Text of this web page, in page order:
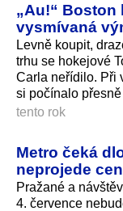
„Au!“ Boston
vysmívaná
Levně koupit,
trhu se hokejové
Carla neřídilo. Při
si počínalo
tento rok
Metro čeká
neprojede
Pražané a
4. července